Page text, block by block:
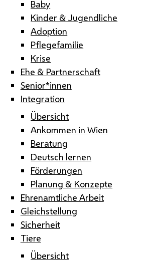
Baby
Kinder & Jugendliche
Adoption
Pflegefamilie
Krise
Ehe & Partnerschaft
Senior*innen
Integration
Übersicht
Ankommen in Wien
Beratung
Deutsch lernen
Förderungen
Planung & Konzepte
Ehrenamtliche Arbeit
Gleichstellung
Sicherheit
Tiere
Übersicht